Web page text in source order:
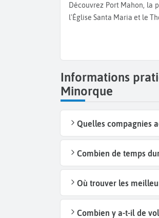
Découvrez Port Mahon, la principale ville de l'île de Minorque. Visitez la Forteresse de Mola, l'ile de Lazareto,
l'Église Santa Maria et le
Informations
Minorque
Quelles compagnies
Combien de temps
Où trouver les
Combien y a-t-il de